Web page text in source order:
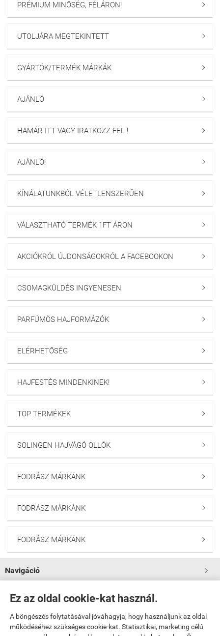
Ez az oldal cookie-kat használ.
A böngészés folytatásával jóváhagyja, hogy használjunk az oldal
működéséhez szükséges cookie-kat. Statisztikai, marketing célú
PRÉMIUM MINŐSÉG, FÉLÁRON! 
UTOLJÁRA MEGTEKINTETT 
GYÁRTÓK/TERMÉK MÁRKÁK 
AJÁNLÓ 
HAMÁR ITT VAGY IRATKOZZ FEL ! 
AJÁNLÓ! 
KÍNÁLATUNKBÓL VÉLETLENSZERŰEN 
VÁLASZTHATÓ TERMÉK 1FT ÁRON 
AKCIÓKRÓL ÚJDONSÁGOKRÓL A FACEBOOKON 
CSOMAGKÜLDÉS INGYENESEN 
PARFÜMÖS HAJFORMÁZÓK 
ELÉRHETŐSÉG 
HAJFESTÉS MINDENKINEK! 
TOP TERMÉKEK 
SOLINGEN HAJVÁGÓ OLLÓK 
FODRÁSZ MÁRKÁNK 
FODRÁSZ MÁRKÁNK 
FODRÁSZ MÁRKÁNK 
Navigáció 
Saját fiók
Bemutatkozás